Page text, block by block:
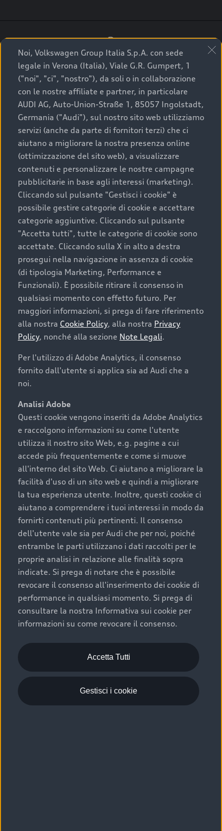
3
A breve verrai ricontattato dal Customer Care
Audi Center o direttamente dal Concessionario
che ti supporterà per finalizzare la tua richiesta.
La qualità di acquistare
un’auto usata Audi
Scegliere un’auto usata è una decisione che coniuga
convenienza, affidabilità e sostenibilità. Per fare un
acquisto sicuro, è essenziale considerare aspetti
determinanti come la garanzia inclusa e l’affidabilità del
marchio. Audi offre l’auto usata perfetta tramite Audi
Prima Scelta :plus
Cosa sapere prima di
acquistare la tua prossima
auto
I requisiti fondamentali da considerare prima di
acquistare un’auto usata, oltre al prezzo e all'aspetto,
chilometraggio: un valore contenuto corrisponde a
uno stato migliore del veicolo e a una maggiore
durata nel tempo;
cronologia dei tagliandi: una documentazione
completa della vettura certifica una manutenzione
costante e accurata;
condizioni della carrozzeria e degli interni: una
buona conservazione evidenzia cura e attenzione del
precedente proprietario;
efficienza meccanica: motore, trasmissione e
componenti principali in ottimo stato garantiscono
prestazioni affidabili e sicure.
Acquistare un’auto usata in una Concessionaria ufficiale
Audi che offre l’usato garantito tramite Audi Prima
Scelta :plus, significa affidarsi ad un prodotto che viene
sottoposto a 110 controlli approfonditi e coperto da
garanzia fino a 4 anni per una maggiore tutela del tuo
acquisto.
Noi, Volkswagen Group Italia S.p.A. con sede
legale in Verona (Italia), Viale G.R. Gumpert, 1
("noi", "ci", "nostro"), da soli o in collaborazione
con le nostre affiliate e partner, in particolare
AUDI AG, Auto-Union-Straße 1, 85057 Ingolstadt,
Germania ("Audi"), sul nostro sito web utilizziamo
servizi (anche da parte di fornitori terzi) che ci
aiutano a migliorare la nostra presenza online
(ottimizzazione del sito web), a visualizzare
contenuti e personalizzare le nostre campagne
pubblicitarie in base agli interessi (marketing).
Cliccando sul pulsante "Gestisci i cookie" è
possibile gestire categorie di cookie e accettare
categorie aggiuntive. Cliccando sul pulsante
"Accetta tutti", tutte le categorie di cookie sono
accettate. Cliccando sulla X in alto a destra
prosegui nella navigazione in assenza di cookie
(di tipologia Marketing, Performance e
Funzionali). È possibile ritirare il consenso in
qualsiasi momento con effetto futuro. Per
maggiori informazioni, si prega di fare riferimento
alla nostra Cookie Policy, alla nostra Privacy
Policy, nonché alla sezione Note Legali.
Per l'utilizzo di Adobe Analytics, il consenso
fornito dall'utente si applica sia ad Audi che a
noi.
Analisi Adobe
Questi cookie vengono inseriti da Adobe Analytics
e raccolgono informazioni su come l'utente
utilizza il nostro sito Web, e.g. pagine a cui
accede più frequentemente e come si muove
all'interno del sito Web. Ci aiutano a migliorare la
facilità d'uso di un sito web e quindi a migliorare
la tua esperienza utente. Inoltre, questi cookie ci
aiutano a comprendere i tuoi interessi in modo da
fornirti contenuti più pertinenti. Il consenso
dell'utente vale sia per Audi che per noi, poiché
entrambe le parti utilizzano i dati raccolti per le
proprie analisi in relazione alle finalità sopra
indicate. Si prega di notare che è possibile
revocare il consenso all'inserimento dei cookie di
performance in qualsiasi momento. Si prega di
consultare la nostra Informativa sui cookie per
informazioni su come revocare il consenso.
Accetta Tutti
Gestisci i cookie